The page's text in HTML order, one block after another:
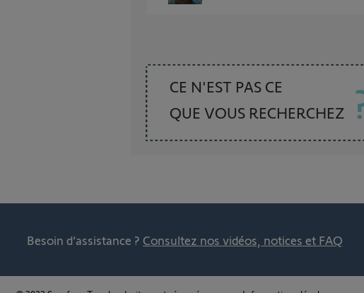
CE N'EST PAS CE
QUE VOUS RECHERCHEZ
Besoin d’assistance ? Consultez nos vidéos, notices et FAQ